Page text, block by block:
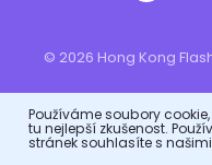
© 2026 Hong Kong
Používáme soubory
tu nejlepší zkušenost.
stránek souhlasíte s našimi